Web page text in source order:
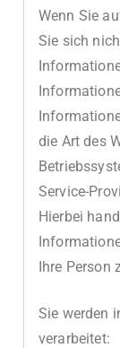
Wenn Sie
Sie sich
die Art des
Service-
Hierbei
Ihre Person
Sie werden
verarbeitet: